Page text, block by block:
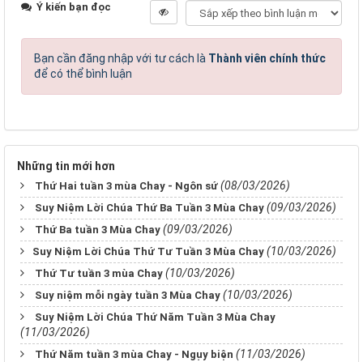
Ý kiến bạn đọc
Bạn cần đăng nhập với tư cách là Thành viên chính thức
để có thể bình luận
Những tin mới hơn
Thứ Hai tuần 3 mùa Chay - Ngôn sứ (08/03/2026)
Suy Niệm Lời Chúa Thứ Ba Tuần 3 Mùa Chay (09/03/2026)
Thứ Ba tuần 3 Mùa Chay (09/03/2026)
​​​​​​​Suy Niệm Lời Chúa Thứ Tư Tuần 3 Mùa Chay (10/03/2026)
Thứ Tư tuần 3 mùa Chay (10/03/2026)
Suy niệm mỗi ngày tuần 3 Mùa Chay (10/03/2026)
Suy Niệm Lời Chúa Thứ Năm Tuần 3 Mùa Chay
(11/03/2026)
Thứ Năm tuần 3 mùa Chay - Ngụy biện (11/03/2026)